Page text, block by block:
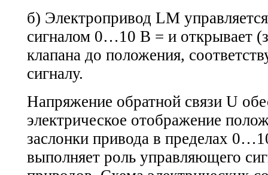
б) Электропривод LM
сигналом 0…10 В = и открывает
клапана до положения,
сигналу.
Напряжение обратной связи U
электрическое отображение
заслонки привода в пределах
выполняет роль управляющего